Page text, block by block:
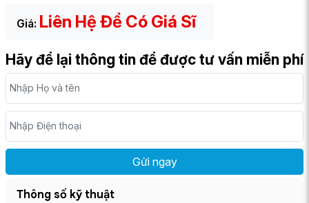
Giá: Liên Hệ Để Có Giá Sĩ
Hãy để lại thông tin để được tư vấn miễn phí
Nhập Họ và tên
Nhập Điện thoại
Thông số kỹ thuật